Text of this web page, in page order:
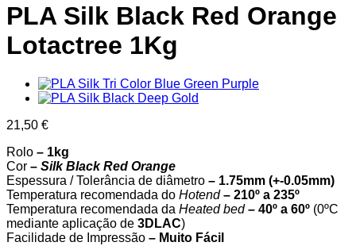
PLA Silk Black Red Orange
Lotactree 1Kg
21,50 €
Rolo – 1kg
Cor – Silk Black Red Orange
Espessura / Tolerância de diâmetro – 1.75mm (+-0.05mm)
Temperatura recomendada do Hotend– 210º a 235º
Temperatura recomendada da Heated bed – 40º a 60º (0ºC
mediante aplicação de 3DLAC)
Facilidade de Impressão – Muito Fácil